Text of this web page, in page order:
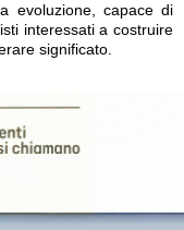
evoluzione, capace di
interessati a costruire
significato.